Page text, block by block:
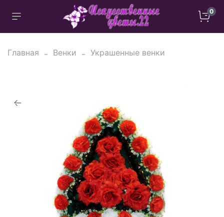
0
Главная Венки Украшенные венки